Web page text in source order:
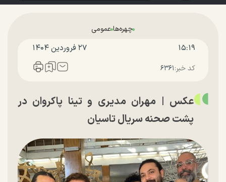
چهره‌هاعمومی
۱۵:۱۹ ۲۷ فروردين ۱۴۰۴
کد خبر:۶۳۶۱
عکس | مهران مدیری و تینا پاکروان در
پشت صحنه سریال تاسیان